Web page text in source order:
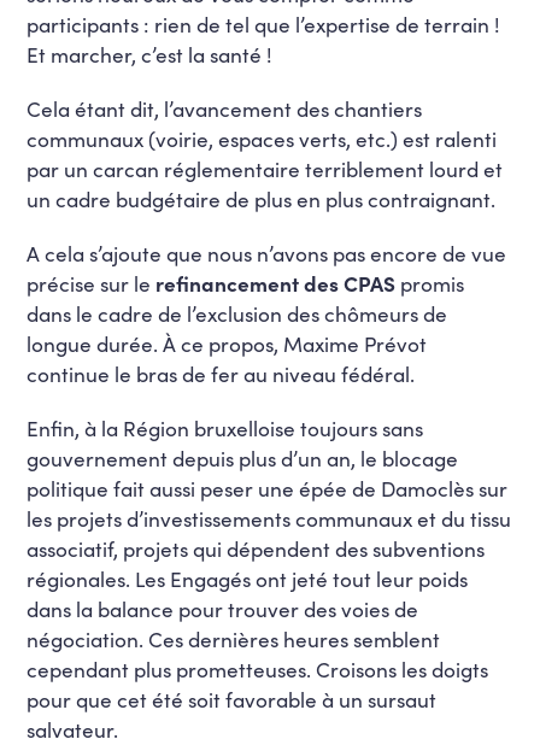
participants : rien de tel que l’expertise de terrain !
Et marcher, c’est la santé !
Cela étant dit, l’avancement des chantiers
communaux (voirie, espaces verts, etc.) est ralenti
par un carcan réglementaire terriblement lourd et
un cadre budgétaire de plus en plus contraignant.
A cela s’ajoute que nous n’avons pas encore de vue
précise sur le refinancement des CPAS promis
dans le cadre de l’exclusion des chômeurs de
longue durée. À ce propos, Maxime Prévot
continue le bras de fer au niveau fédéral.
Enfin, à la Région bruxelloise toujours sans
gouvernement depuis plus d’un an, le blocage
politique fait aussi peser une épée de Damoclès sur
les projets d’investissements communaux et du tissu
associatif, projets qui dépendent des subventions
régionales. Les Engagés ont jeté tout leur poids
dans la balance pour trouver des voies de
négociation. Ces dernières heures semblent
cependant plus prometteuses. Croisons les doigts
pour que cet été soit favorable à un sursaut
salvateur.